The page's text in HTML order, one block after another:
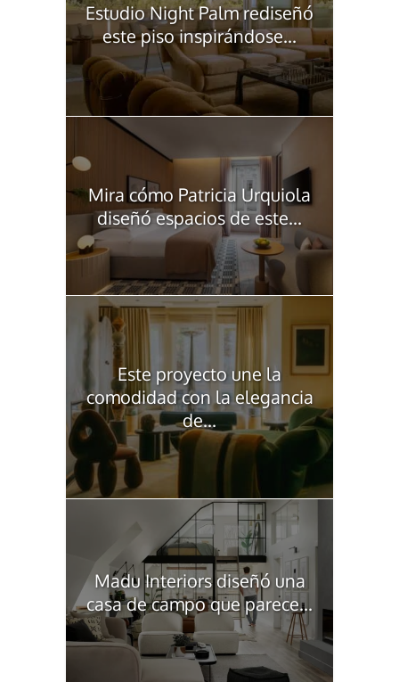
Estudio Night Palm rediseñó
este piso inspirándose...
Mira cómo Patricia Urquiola
diseñó espacios de este...
Este proyecto une la
comodidad con la elegancia
de...
Madu Interiors diseñó una
casa de campo que parece...